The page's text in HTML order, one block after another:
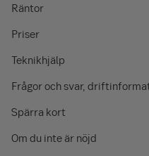
Räntor
Priser
Teknikhjälp
Frågor och svar,
Spärra kort
Om du inte är nöjd